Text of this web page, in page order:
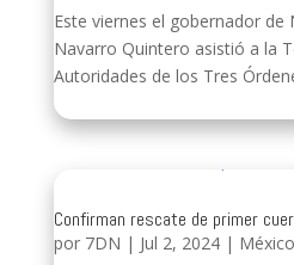
Este viernes el gobernador de
Navarro Quintero asistió a la
Autoridades de los Tres
Confirman rescate de primer
por 7DN | Jul 2, 2024| México